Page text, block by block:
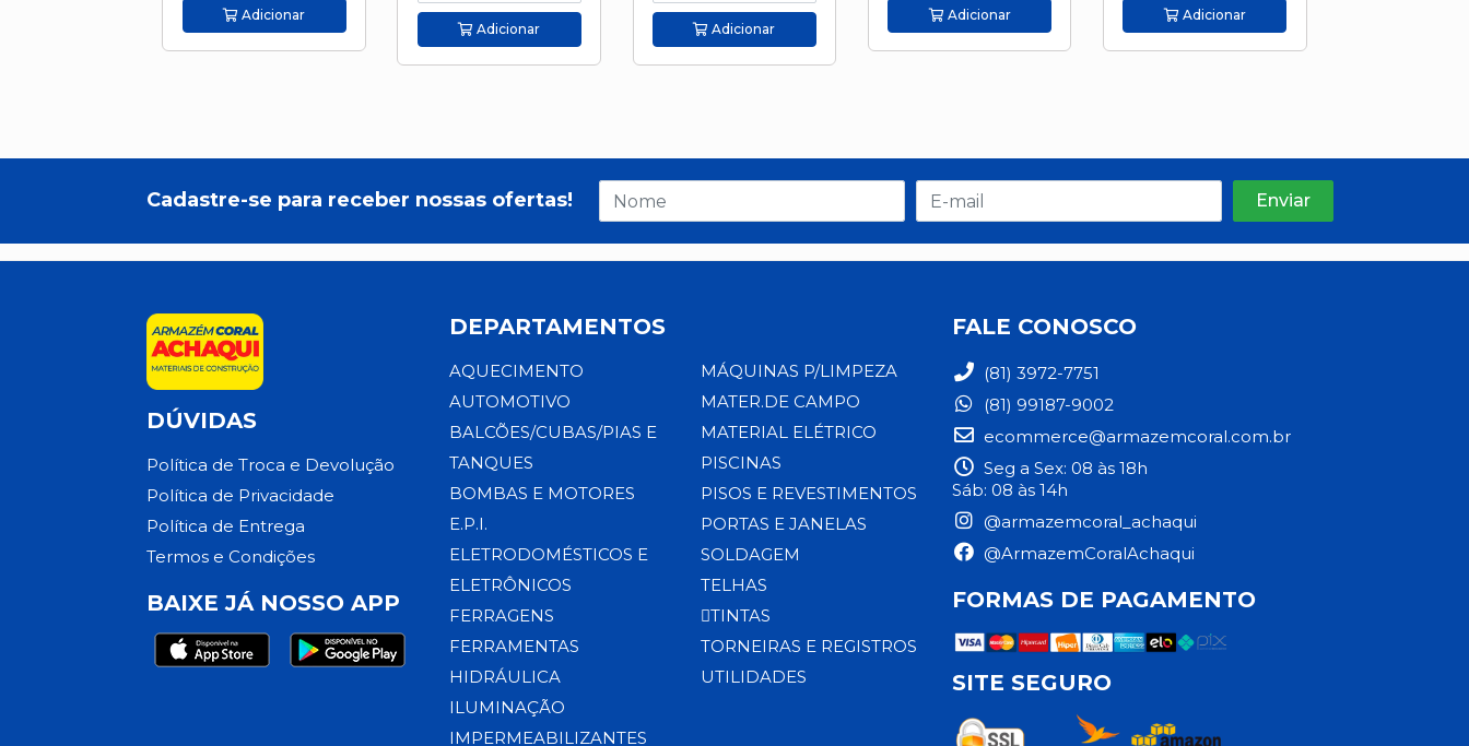
Adicionar
Adicionar Adicionar
Adicionar Adicionar
Cadastre-se para receber nossas ofertas!
DÚVIDAS
Política de Troca e Devolução
Política de Privacidade
Política de Entrega
Termos e Condições
BAIXE JÁ NOSSO APP
DEPARTAMENTOS
AQUECIMENTO
AUTOMOTIVO
BALCÕES/CUBAS/PIAS E
TANQUES
BOMBAS E MOTORES
E.P.I.
ELETRODOMÉSTICOS E
ELETRÔNICOS
FERRAGENS
FERRAMENTAS
HIDRÁULICA
ILUMINAÇÃO
IMPERMEABILIZANTES
MÁQUINAS P/LIMPEZA
MATER.DE CAMPO
MATERIAL ELÉTRICO
PISCINAS
PISOS E REVESTIMENTOS
PORTAS E JANELAS
SOLDAGEM
TELHAS
TINTAS
TORNEIRAS E REGISTROS
UTILIDADES
FALE CONOSCO
(81) 3972-7751
(81) 99187-9002
ecommerce@armazemcoral.com.br
Seg a Sex: 08 às 18h
Sáb: 08 às 14h
@armazemcoral_achaqui
@ArmazemCoralAchaqui
FORMAS DE PAGAMENTO
SITE SEGURO